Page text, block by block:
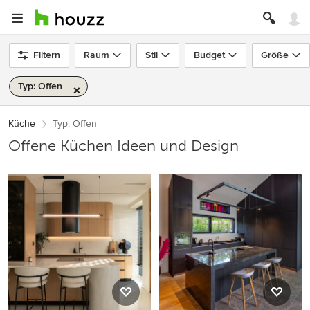
Filtern Raum Stil Budget Größe
Typ: Offen
Küche Typ: Offen
Offene Küchen Ideen und Design